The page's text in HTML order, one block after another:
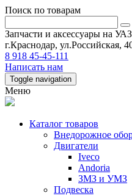
Поиск по товарам
Запчасти и аксессуары на
г.Краснодар, ул.Российская,
8 918 45-45-111
Написать нам
Toggle navigation
Меню
Каталог товаров
Внедорожное
Двигатели
Iveco
Andoria
ЗМЗ и УМЗ
Подвеска